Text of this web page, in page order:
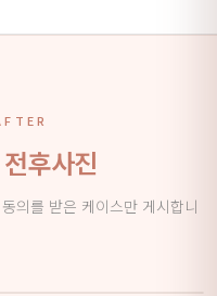
전후사진
의를 받은 케이스만 게시합니